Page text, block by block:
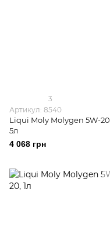
3
Артикул: 8540
Liqui Moly Molygen 5W-20,
5л
4 068 грн